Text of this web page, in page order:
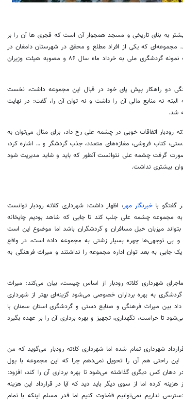
به بنای تاریخی و مسجد همجوار آن است که قجری ها آن را بر
مجموعه‌ای که یکی از افراد مطلع و محقق در شهرستان دامغان در
، ثبت آن را به عنوان منطقه نمونه گردشگری ملی به خرداد ماه سال ۸۶ و مصوبه هیئت وزیران
دو راهکار پیش پای خود در قبال این مجموعه داشت، نخست
نه منابع مالی آن را داشت و نه توان آن را، گفت: در نهایت
شد.
رودبار اتفاقات خوبی در چشمه علی رخ داد، برای مثال می‌توان به
کتاب فروشی، مغازه‌های متعدد، جذب گردشگر و … اشاره کرد،
صورت گرفت چشمه علی نتوانست آنطور که باید و شاید مدیریت شود
بیشتری نداشت.
گفتگو با خبرنگار مهر، اظهار داشت: شهرداری کلاته رودبار توانست
مجموعه چشمه علی جلب کند تا جایی که شاهد بودیم چایخانه
میزبان خیلمسافران و گردشگران باشد اما موضوع این است
توجهی‌ها چهره بسیار زشتی به مجموعه داده است، در واقع
یک جایی به بعد توان اداره مجموعه را نداشتند و میراث فرهنگی به
شهرداری کلاته رودبار از اساس چیست، بیان می‌کند: میراث
به بهره برداران خصوصی می‌شود گزینه‌ای بهتر از شهرداری
بین میراث فرهنگی و صنایع دستی و گردشگری استان سمنان با
تا حراست، نگهداری، تجهیز و بهره برداری آن را بر عهده بگیرد
شهرداری تمام شده اما شهرداری کلاته رودبار می‌گوید که من
این راحتی هم آن را تحویل نمی‌دهم چرا که این مجموعه با پول
کس دیگری گذاشته می‌شود تا بهره برداری آن را کند، افزود:
کرده اما از سوی دیگر باید دید که آیا در قرارداد این هزینه
نداریم نمی‌توانیم قضاوت کنیم اما قدر مسلم اینکه با تمام